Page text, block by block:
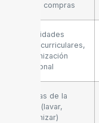
casa, compras
Actividades
extracurriculares,
organización
personal
Tareas de la
casa (lavar,
organizar)